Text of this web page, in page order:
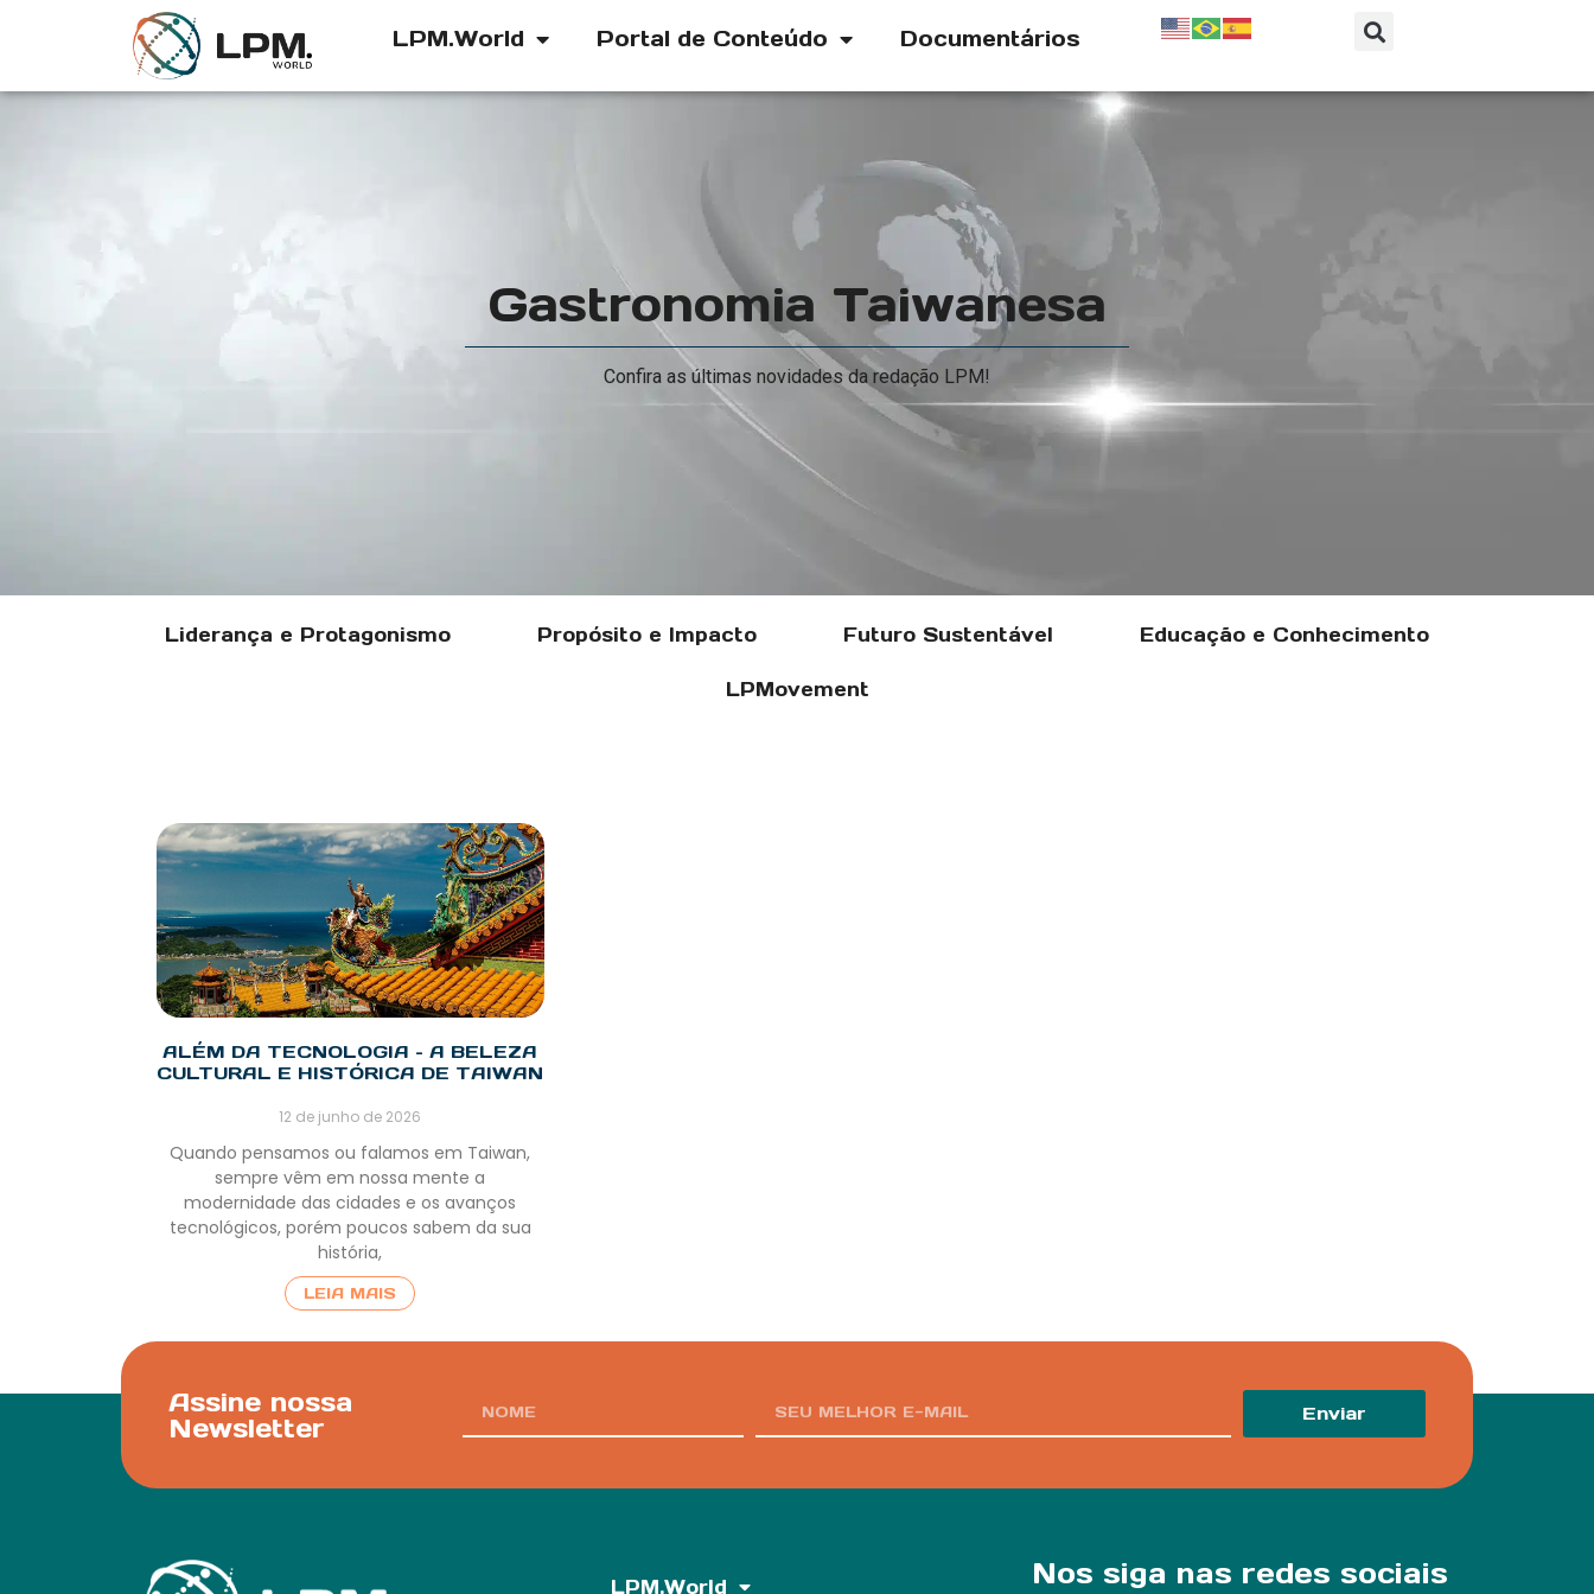
LPM.World Portal de Conteúdo Documentários
Gastronomia Taiwanesa
Confira as últimas novidades da redação LPM!
Liderança e Protagonismo Propósito e Impacto Futuro Sustentável Educação e Conhecimento
LPMovement
ALÉM DA TECNOLOGIA – A BELEZA
CULTURAL E HISTÓRICA DE TAIWAN
12 de junho de 2026
Quando pensamos ou falamos em Taiwan,
sempre vêm em nossa mente a
modernidade das cidades e os avanços
tecnológicos, porém poucos sabem da sua
história,
LEIA MAIS
Assine nossa
Newsletter Enviar
LPM.World Nos siga nas redes sociais